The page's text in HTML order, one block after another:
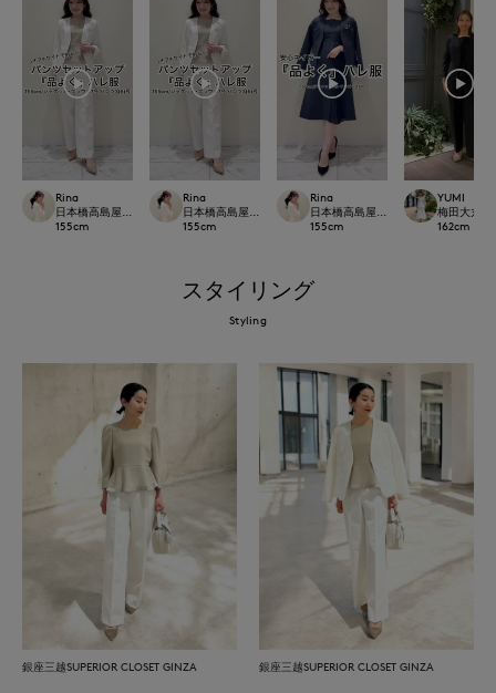
Rina
日本橋高島屋M Maglie le cassetto
155cm
Rina
日本橋高島屋M Maglie le cassetto
155cm
Rina
日本橋高島屋M Maglie le cassetto
155cm
YUMI
梅田大丸
162cm
スタイリング
Styling
銀座三越SUPERIOR CLOSET GINZA 銀座三越SUPERIOR CLOSET GINZA